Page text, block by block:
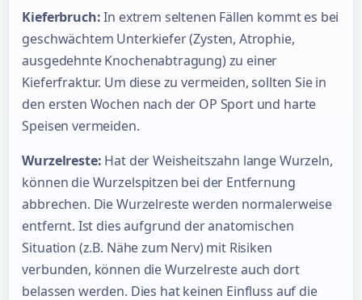
Kieferbruch:In extrem seltenen Fällen kommt es bei
geschwächtem Unterkiefer (Zysten, Atrophie,
ausgedehnte Knochenabtragung) zu einer
Kieferfraktur. Um diese zu vermeiden, sollten Sie in
den ersten Wochen nach der OP Sport und harte
Speisen vermeiden.
Wurzelreste: Hat der Weisheitszahn lange Wurzeln,
können die Wurzelspitzen bei der Entfernung
abbrechen. Die Wurzelreste werden normalerweise
entfernt. Ist dies aufgrund der anatomischen
Situation (z.B. Nähe zum Nerv) mit Risiken
verbunden, können die Wurzelreste auch dort
belassen werden. Dies hat keinen Einfluss auf die